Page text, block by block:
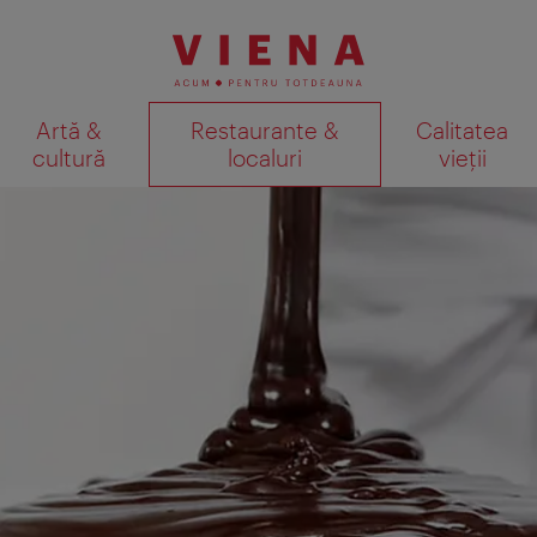
Artă &
cultură
Restaurante &
localuri
Calitatea
vieții
Afişare rezultate căutare
specială de vacanță!
nostru online dedicat vizitatorilor. După încheierea